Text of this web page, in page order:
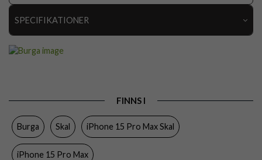
SPECIFIKATIONER
Färg
FINNS I
Burga Skal iPhone 15 Pro Max Skal
iPhone 15 Pro Max